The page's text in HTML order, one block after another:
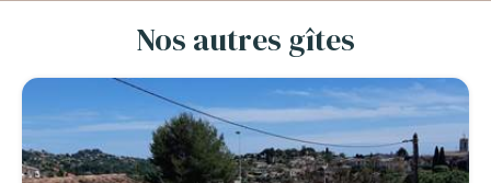
Nos autres gîtes